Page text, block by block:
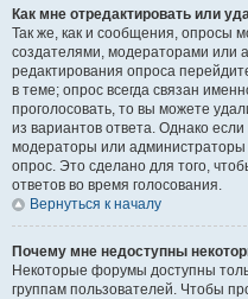
Как мне отредактировать или
Так же, как и сообщения, опросы
создателями, модераторами или
редактирования опроса
в теме; опрос всегда связан
проголосовать, то вы можете
из вариантов ответа. Однако
модераторы или администраторы
опрос. Это сделано для того,
ответов во время голосования.
Вернуться к началу
Почему мне недоступны
Некоторые форумы доступны
группам пользователей. Чтобы